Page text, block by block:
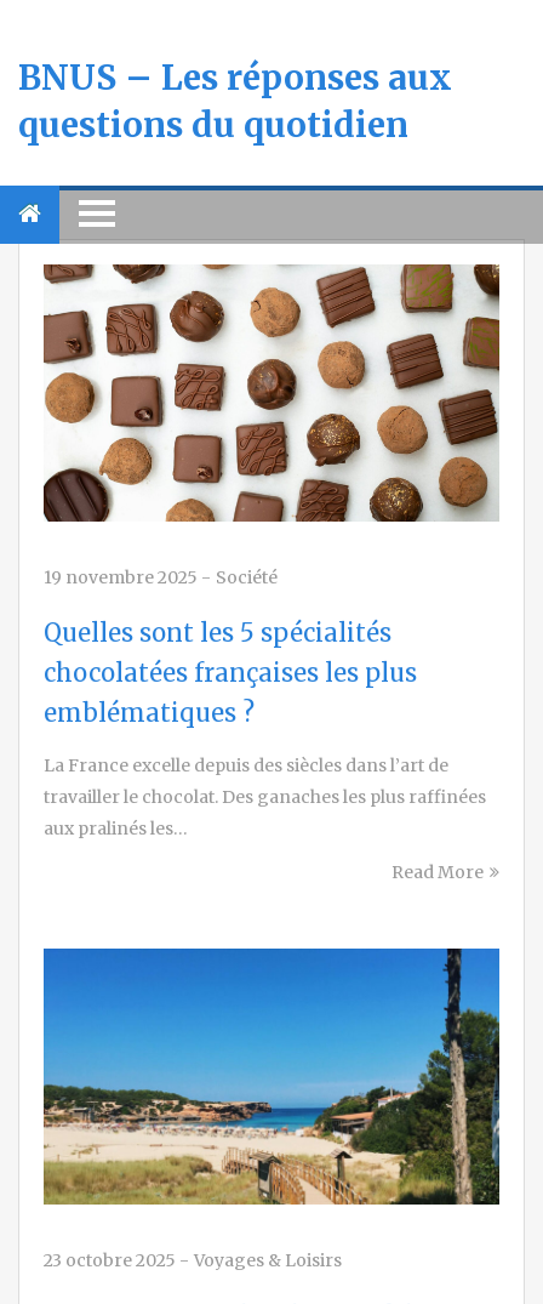
BNUS – Les réponses aux
questions du quotidien
19 novembre 2025 - Société
Quelles sont les 5 spécialités
chocolatées françaises les plus
emblématiques ?
La France excelle depuis des siècles dans l’art de
travailler le chocolat. Des ganaches les plus raffinées
aux pralinés les…
Read More
23 octobre 2025 - Voyages & Loisirs